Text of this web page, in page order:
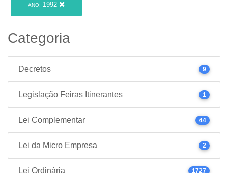
ANO: 1992
Categoria
Decretos 9
Legislação Feiras Itinerantes 1
Lei Complementar 44
Lei da Micro Empresa 2
Lei Ordinária 1727